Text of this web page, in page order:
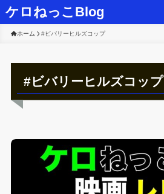
ケロねっこBlog
ホーム #ビバリーヒルズコップ
#ビバリーヒルズコップ